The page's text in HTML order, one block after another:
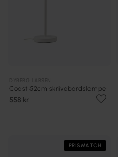
Coast 52cm skrivebordslampe
558 kr.
PRISMATCH